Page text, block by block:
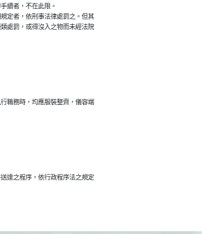
續者，不在此限。
定者，依刑事法律處罰之。但其
處罰，或得沒入之物而未經法院
職務時，均應服裝整齊，儀容端
達之程序，依行政程序法之規定